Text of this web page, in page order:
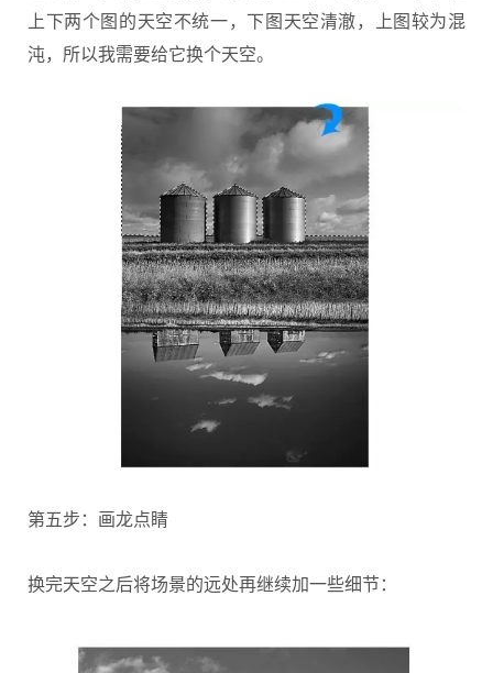
上下两个图的天空不统一，下图天空清澈，上图较为混
沌，所以我需要给它换个天空。
第五步：画龙点睛
换完天空之后将场景的远处再继续加一些细节：